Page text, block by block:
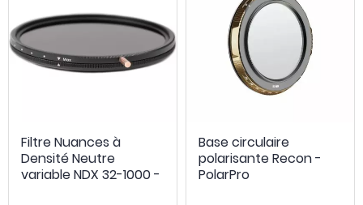
Filtre Nuances à
Densité Neutre
variable NDX 32-1000 -
Base circulaire
polarisante Recon -
PolarPro